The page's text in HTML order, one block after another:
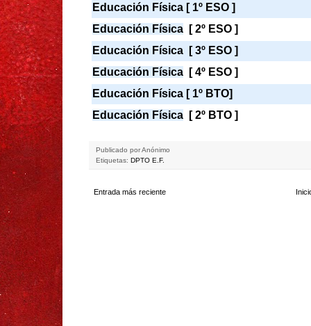
Educación Física [ 1º ESO ]
Educación Física
[ 2º ESO ]
Educación Física
[ 3º ESO ]
Educación Física
[ 4º ESO ]
Educación Física [ 1º BTO]
Educación Física [ 2º BTO ]
Publicado porAnónimo
Etiquetas: DPTO E.F.
Entrada más reciente